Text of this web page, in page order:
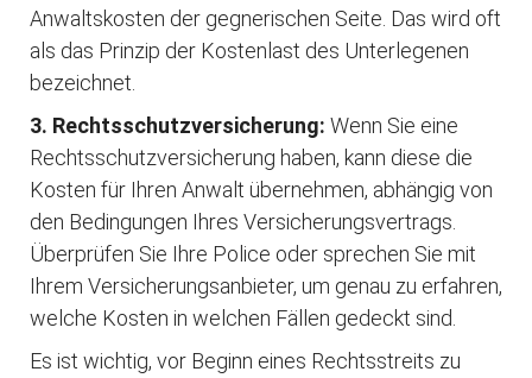
Anwaltskosten der gegnerischen Seite. Das wird oft
als das Prinzip der Kostenlast des Unterlegenen
bezeichnet.
3. Rechtsschutzversicherung: Wenn Sie eine
Rechtsschutzversicherung haben, kann diese die
Kosten für Ihren Anwalt übernehmen, abhängig von
den Bedingungen Ihres Versicherungsvertrags.
Überprüfen Sie Ihre Police oder sprechen Sie mit
Ihrem Versicherungsanbieter, um genau zu erfahren,
welche Kosten in welchen Fällen gedeckt sind.
Es ist wichtig, vor Beginn eines Rechtsstreits zu